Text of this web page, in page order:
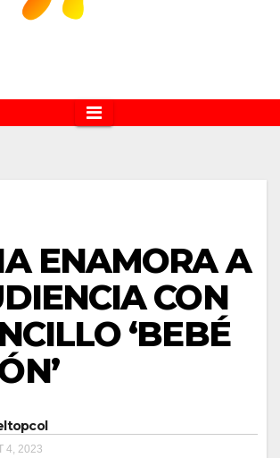
ENAMORA A
CON
‘BEBÉ
4, 2023